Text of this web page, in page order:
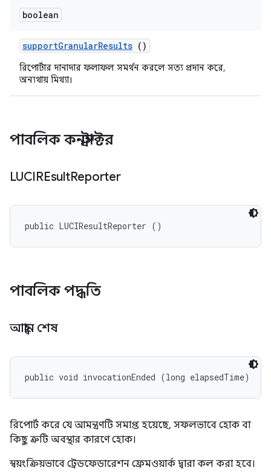
boolean
supportGranularResults ()
রিপোর্টার দানাদার ফলাফল সমর্থন করলে সত্য প্রদান করে,
অন্যথায় মিথ্যা।
পাবলিক কনস্ট্রাক্টর
LUCIREsultReporter
public LUCIResultReporter ()
পাবলিক পদ্ধতি
আহ্বান শেষ
public void invocationEnded (long elapsedTime)
রিপোর্ট করে যে আমন্ত্রণটি সমাপ্ত হয়েছে, সফলভাবে হোক বা
কিছু ত্রুটি অবস্থার কারণে হোক।
স্বয়ংক্রিয়ভাবে ট্রেডফেডারেশন ফ্রেমওয়ার্ক দ্বারা কল করা হবে।